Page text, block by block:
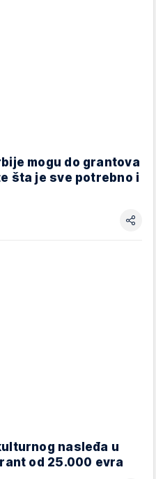
mogu do grantova
šta je sve potrebno i
nasleđa u
od 25.000 evra